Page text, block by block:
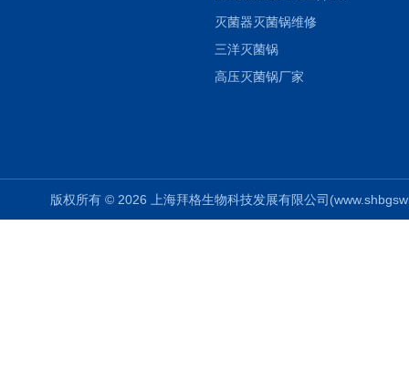
灭菌器灭菌锅维修
三洋灭菌锅
高压灭菌锅厂家
版权所有 © 2026 上海拜格生物科技发展有限公司